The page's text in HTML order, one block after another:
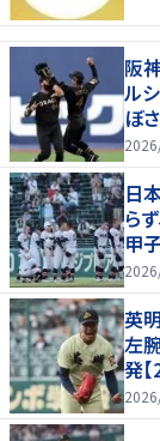
阪
ル
ぼ
行
日
ら
甲
英
左
発